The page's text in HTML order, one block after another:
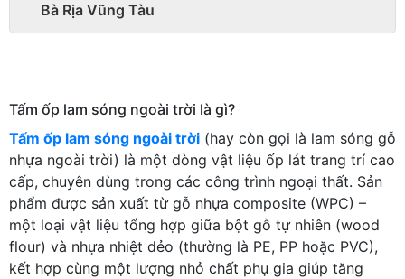
Bà Rịa Vũng Tàu
Tấm ốp lam sóng ngoài trời là gì?
Tấm ốp lam sóng ngoài trời (hay còn gọi là lam sóng gỗ
nhựa ngoài trời) là một dòng vật liệu ốp lát trang trí cao
cấp, chuyên dùng trong các công trình ngoại thất. Sản
phẩm được sản xuất từ gỗ nhựa composite (WPC) –
một loại vật liệu tổng hợp giữa bột gỗ tự nhiên (wood
flour) và nhựa nhiệt dẻo (thường là PE, PP hoặc PVC),
kết hợp cùng một lượng nhỏ chất phụ gia giúp tăng